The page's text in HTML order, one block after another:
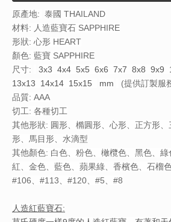
原產地: 泰國 THAILAND
材料: 人造藍寶石 SAPPHIRE
形狀: 心形 HEART
顏色: 藍寶 SAPPHIRE
尺寸:
3x3 4x4 5x5 6x6 7x7 8x8 9x9
13x13 14x14 15x15
mm
(提供訂製服
品質: AAA
切工: 各種切工
其他形狀: 圓形、橢圓形、心形、正方形
形、馬目形、水滴型
其他顏色: 白色、粉色、橄欖色、黑色、
紅、金色、藍色、蘋果綠、香檳色、石榴
#106、#113、#120、#5、#8
人造紅藍寶石: